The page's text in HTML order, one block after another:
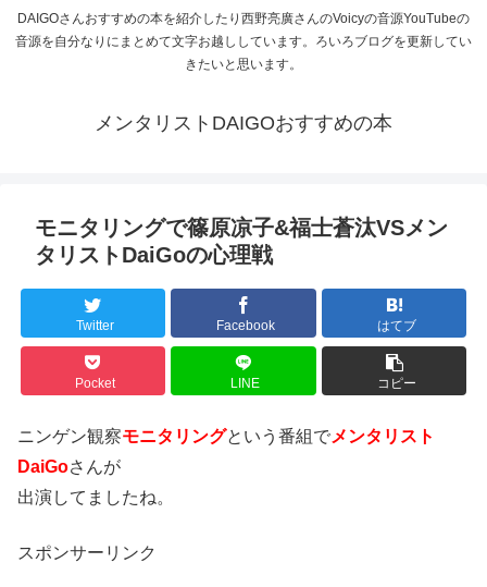
DAIGOさんおすすめの本を紹介したり西野亮廣さんのVoicyの音源YouTubeの
音源を自分なりにまとめて文字お越ししています。ろいろブログを更新してい
きたいと思います。
メンタリストDAIGOおすすめの本
モニタリングで篠原凉子&福士蒼汰VSメン
タリストDaiGoの心理戦
Twitter Facebook はてブ
Pocket LINE コピー
ニンゲン観察モニタリングという番組でメンタリスト
DaiGoさんが
出演してましたね。
スポンサーリンク